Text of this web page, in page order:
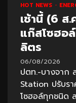
HOT NEWS
เช้านี้ (6 ส
แก๊สโซฮอ
ลิตร
06/08/2026
ปตท.-บางจาก
Station ปรับร
โซฮอล์ทุกชนิด